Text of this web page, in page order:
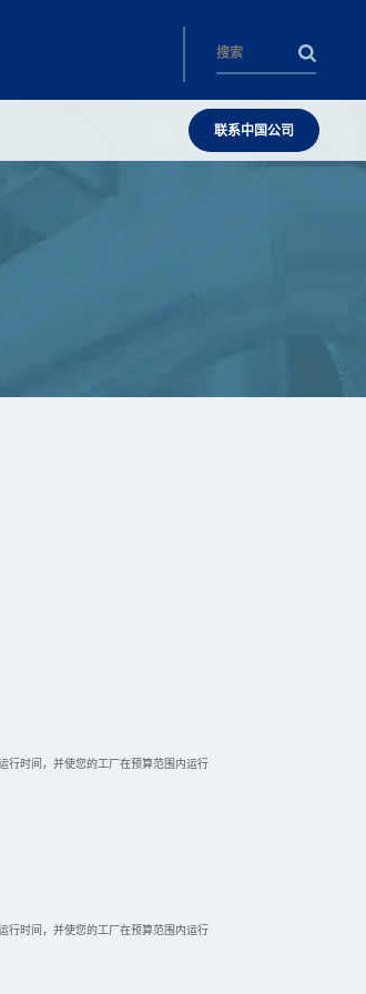
联系中国公司
行时间，并使您的工厂在预算范围内运行
行时间，并使您的工厂在预算范围内运行